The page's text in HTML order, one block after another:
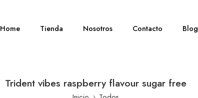
Home Tienda Nosotros Contacto Blog
Trident vibes raspberry flavour sugar free